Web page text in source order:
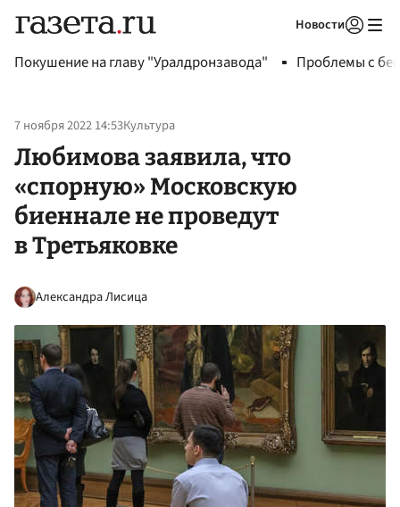
Новости
Покушение на главу "Уралдронзавода" Проблемы с
7 ноября 2022 14:53Культура
Любимова заявила, что
«спорную» Московскую
биеннале не проведут
в Третьяковке
Александра Лисица